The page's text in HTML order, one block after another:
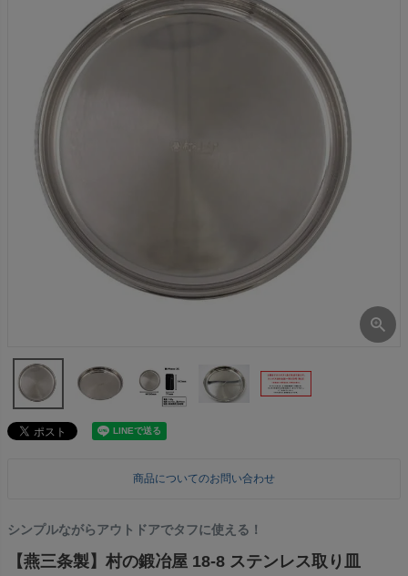
商品についてのお問い合わせ
シンプルながらアウトドアでタフに使える！
【燕三条製】村の鍛冶屋 18-8 ステンレス取り皿